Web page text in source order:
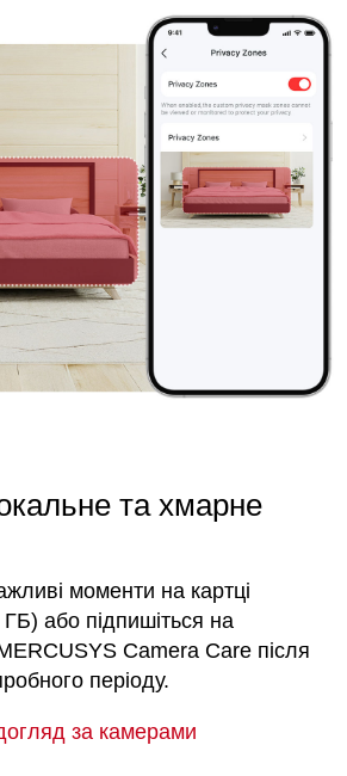
та хмарне
моменти на картці
або підпишіться на
Camera Care після
періоду.
за камерами